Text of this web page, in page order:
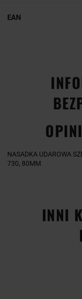
EAN
NASADKA UDAROWA
730, 80MM
INNI